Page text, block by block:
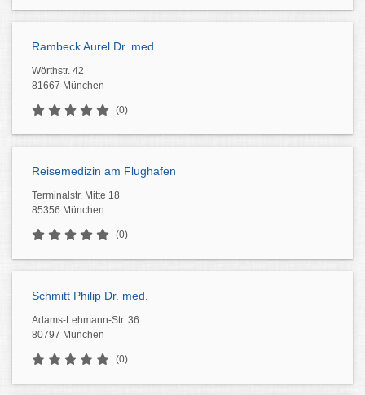
Rambeck Aurel Dr. med.
Wörthstr. 42
81667 München
(0)
Reisemedizin am Flughafen
Terminalstr. Mitte 18
85356 München
(0)
Schmitt Philip Dr. med.
Adams-Lehmann-Str. 36
80797 München
(0)